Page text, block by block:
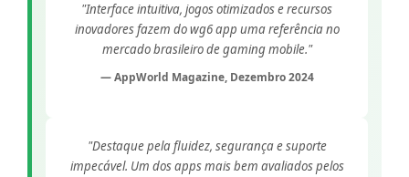
"Interface intuitiva, jogos otimizados e recursos
inovadores fazem do wg6 app uma referência no
mercado brasileiro de gaming mobile."
— AppWorld Magazine, Dezembro 2024
"Destaque pela fluidez, segurança e suporte
impecável. Um dos apps mais bem avaliados pelos